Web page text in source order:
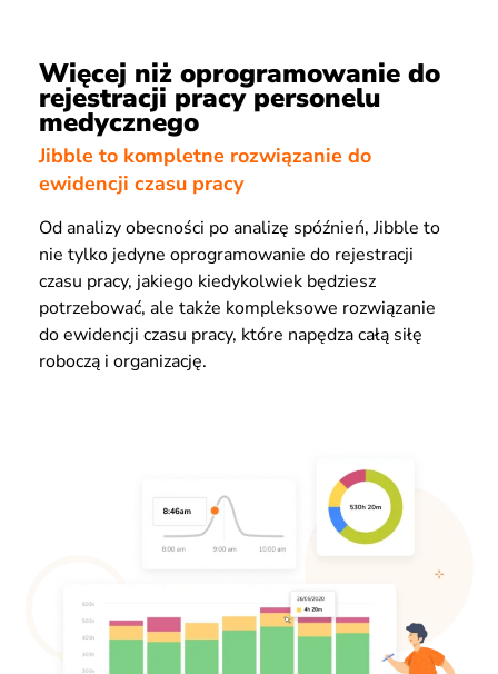
Więcej niż oprogramowanie do
rejestracji pracy personelu
medycznego
Jibble to kompletne rozwiązanie do
ewidencji czasu pracy
Od analizy obecności po analizę spóźnień, Jibble to
nie tylko jedyne oprogramowanie do rejestracji
czasu pracy, jakiego kiedykolwiek będziesz
potrzebować, ale także kompleksowe rozwiązanie
do ewidencji czasu pracy, które napędza całą siłę
roboczą i organizację.